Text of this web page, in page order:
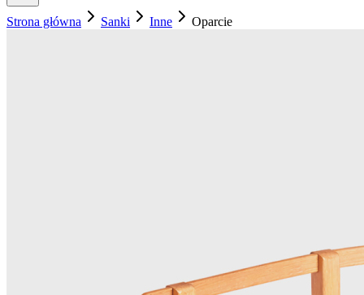
Strona główna Sanki Inne Oparcie